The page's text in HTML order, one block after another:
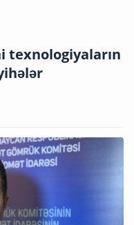
texnologiyaların